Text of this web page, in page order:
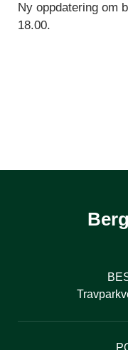
Ny oppdatering om
18.00.